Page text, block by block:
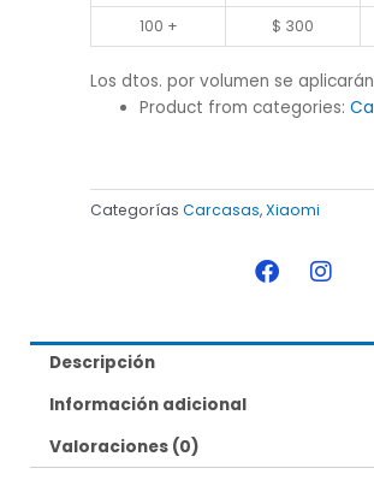
100 +
$ 300
Los dtos. por volumen se
Product from categories:
Categorías Carcasas,Xiaomi
F
a
b
I
n
a
Descripción
Información adicional
Valoraciones (0)